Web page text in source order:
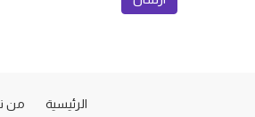
الرئيسية من